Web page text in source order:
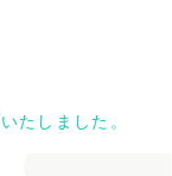
たしました。